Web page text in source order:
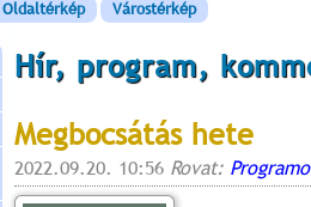
Oldaltérkép Várostérkép
Hír, program,
Megbocsátás hete
2022.09.20. 10:56 Rovat: